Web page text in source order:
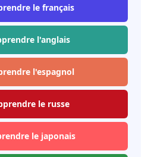
le français
l'anglais
l'espagnol
le russe
le japonais